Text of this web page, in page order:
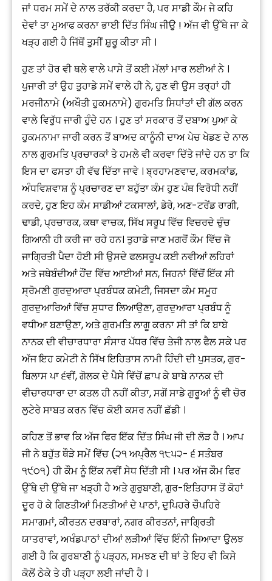
ਜਾਂ ਧਰਮ ਸਮੇਂ ਦੇ ਨਾਲ ਤਰੱਕੀ ਕਰਦਾ ਹੈ, ਪਰ ਸਾਡੀ ਕੌਮ ਜੇ ਕਹਿ
ਦੇਵਾਂ ਤਾ ਮੁਆਫ ਕਰਨਾ ਭਾਈ ਦਿੱਤ ਸਿੰਘ ਜੀਉ ! ਅੱਜ ਵੀ ਉੱਥੇ ਜਾ ਕੇ
ਖੜ੍ਹ ਗਈ ਹੈ ਜਿੱਥੋਂ ਤੁਸੀਂ ਸ਼ੁਰੂ ਕੀਤਾ ਸੀ ।
ਹੁਣ ਤਾਂ ਹੋਰ ਵੀ ਥਲੇ ਵਾਲੇ ਪਾਸੇ ਤੋਂ ਕਈ ਮੱਲਾਂ ਮਾਰ ਲਈਆਂ ਨੇ ।
ਪੁਜਾਰੀ ਤਾਂ ਉਹ ਤੁਹਾਡੇ ਸਮੇਂ ਵਾਲੇ ਹੀ ਨੇ, ਹੁਣ ਵੀ ਉਸ ਤਰ੍ਹਾਂ ਹੀ
ਮਰਜੀਨਾਮੇ (ਅਖੌਤੀ ਹੁਕਮਨਾਮੇ) ਗੁਰਮਤਿ ਸਿਧਾਂਤਾਂ ਦੀ ਗੱਲ ਕਰਨ
ਵਾਲੇ ਵਿਰੁੱਧ ਜਾਰੀ ਹੁੰਦੇ ਹਨ । ਹੁਣ ਤਾਂ ਸਰਕਾਰ ਤੋਂ ਦਬਾਅ ਪੁਆ ਕੇ
ਹੁਕਮਨਾਮਾ ਜਾਰੀ ਕਰਨ ਤੋਂ ਬਾਅਦ ਕਾਨੂੰਨੀ ਦਾਅ ਪੇਚ ਖੇਡਣ ਦੇ ਨਾਲ
ਨਾਲ ਗੁਰਮਤਿ ਪ੍ਰਚਾਰਕਾਂ ਤੇ ਹਮਲੇ ਵੀ ਕਰਵਾ ਦਿੱਤੇ ਜਾਂਦੇ ਹਨ ਤਾ ਕਿ
ਇਸ ਦਾ ਫਸਤਾ ਹੀ ਵੱਢ ਦਿੱਤਾ ਜਾਵੇ । ਬ੍ਰਹਾਮਣਵਾਦ, ਕਰਮਕਾਂਡ,
ਅੰਧਵਿਸ਼ਵਾਸ਼ ਨੂੰ ਪ੍ਰਚਾਰਣ ਦਾ ਬਹੁੱਤਾ ਕੰਮ ਹੁਣ ਪੰਥ ਵਿਰੋਧੀ ਨਹੀਂ
ਕਰਦੇ, ਹੁਣ ਇਹ ਕੰਮ ਸਾਡੀਆਂ ਟਕਸਾਲਾਂ, ਡੇਰੇ, ਅਣ-ਟਰੇਂਡ ਰਾਗੀ,
ਢਾਡੀ, ਪ੍ਰਚਾਰਕ, ਕਥਾ ਵਾਚਕ, ਸਿੱਖ ਸਰੂਪ ਵਿੱਚ ਵਿਚਰਦੇ ਚੁੰਚ
ਗਿਆਨੀ ਹੀ ਕਰੀ ਜਾ ਰਹੇ ਹਨ। ਤੁਹਾਡੇ ਜਾਣ ਮਗਰੋਂ ਕੌਮ ਵਿੱਚ ਜੋ
ਜਾਗ੍ਰਿਤੀ ਪੈਦਾ ਹੋਈ ਸੀ ਉਸਦੇ ਫਲਸਰੂਪ ਕਈ ਨਵੀਆਂ ਲਹਿਰਾਂ
ਅਤੇ ਜਥੇਬੰਦੀਆਂ ਹੌਂਦ ਵਿੱਚ ਆਈਆਂ ਸਨ, ਜਿਹਨਾਂ ਵਿੱਚੋਂ ਇੱਕ ਸੀ
ਸ੍ਰੋਮਣੀ ਗੁਰਦੁਆਰਾ ਪ੍ਰਬੰਧਕ ਕਮੇਟੀ, ਜਿਸਦਾ ਕੰਮ ਸਮੂਹ
ਗੁਰਦੁਆਰਿਆਂ ਵਿੱਚ ਸੁਧਾਰ ਲਿਆਉਣਾ, ਗੁਰਦੁਆਰਾ ਪ੍ਰਬੰਧ ਨੂੰ
ਵਧੀਆ ਬਣਾਉਣਾ, ਅਤੇ ਗੁਰਮਤਿ ਲਾਗੂ ਕਰਨਾ ਸੀ ਤਾਂ ਕਿ ਬਾਬੇ
ਨਾਨਕ ਦੀ ਵੀਚਾਰਧਾਰਾ ਸੰਸਾਰ ਪੱਧਰ ਵਿੱਚ ਤੇਜੀ ਨਾਲ ਫੈਲ ਸਕੇ ਪਰ
ਅੱਜ ਇਹ ਕਮੇਟੀ ਨੇ ਸਿੱਖ ਇਹਿਤਾਸ ਨਾਮੀ ਹਿੰਦੀ ਦੀ ਪੁਸਤਕ, ਗੁਰ-
ਬਿਲਾਸ ਪਾ ੬ਵੀਂ, ਗੋਲਕ ਦੇ ਪੈਸੇ ਵਿੱਚੋਂ ਛਾਪ ਕੇ ਬਾਬੇ ਨਾਨਕ ਦੀ
ਵੀਚਾਰਧਾਰਾ ਦਾ ਕਤਲ ਹੀ ਨਹੀਂ ਕੀਤਾ, ਸਗੋਂ ਸਾਡੇ ਗੁਰੂਆਂ ਨੂੰ ਵੀ ਚੋਰ
ਲੁਟੇਰੇ ਸਾਬਤ ਕਰਨ ਵਿੱਚ ਕੋਈ ਕਸਰ ਨਹੀਂ ਛੱਡੀ ।
ਕਹਿਣ ਤੋਂ ਭਾਵ ਕਿ ਅੱਜ ਫਿਰ ਇੱਕ ਦਿੱਤ ਸਿੰਘ ਜੀ ਦੀ ਲੋੜ ਹੈ । ਆਪ
ਜੀ ਨੇ ਬਹੁੱਤ ਥੌੜੇ ਸਮੇਂ ਵਿੱਚ (੨੧ ਅਪ੍ਰੈਲ ੧੮੫੨- ੬ ਸਤੰਬਰ
੧੯੦੧) ਹੀ ਕੌਮ ਨੂੰ ਇੱਕ ਨਵੀਂ ਸੇਧ ਦਿੱਤੀ ਸੀ । ਪਰ ਅੱਜ ਕੌਮ ਫਿਰ
ਉੱਥੇ ਦੀ ਉੱਥੇ ਜਾ ਖੜ੍ਹੀ ਹੈ ਅਤੇ ਗੁਰੁਬਾਣੀ, ਗੁਰ-ਇਤਿਹਾਸ ਤੋਂ ਕੋਹਾਂ
ਦੂਰ ਹੋ ਕੇ ਗਿਣਤੀਆਂ ਮਿਣਤੀਆਂ ਦੇ ਪਾਠਾਂ, ਦੁਪਿਹਰੇ ਚੌਪਹਿਰੇ
ਸਮਾਗਮਾਂ, ਕੀਰਤਨ ਦਰਬਾਰਾਂ, ਨਗਰ ਕੀਰਤਨਾਂ, ਜਾਗ੍ਰਿਤੀ
ਯਾਤਰਾਵਾਂ, ਅਖੰਡਪਾਠਾਂ ਦੀਆਂ ਲੜੀਆਂ ਵਿੱਚ ਇੰਨੀ ਜਿਆਦਾ ਉਲਝ
ਗਈ ਹੈ ਕਿ ਗੁਰਬਾਣੀ ਨੂੰ ਪੜ੍ਹਨ, ਸਮਝਣ ਦੀ ਥਾਂ ਤੇ ਇਹ ਵੀ ਕਿਸੇ
ਕੋਲੋਂ ਠੇਕੇ ਤੇ ਹੀ ਪੜ੍ਹਾ ਲਈ ਜਾਂਦੀ ਹੈ ।